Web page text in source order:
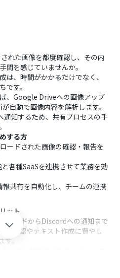
れた画像を都度確認し、その内
間を感じていませんか。
は、時間がかかるだけでなく、
です。
、Google Driveへの画像アップ
自動で画像内容を解析します。
知するため、共有プロセスの手
する方
ードされた画像の確認・報告を
各種SaaSを連携させて業務を効
共有を自動化し、チームの連携
ット
ロードからDiscordへの通知まで
容確認やテキスト作成に費やし
。